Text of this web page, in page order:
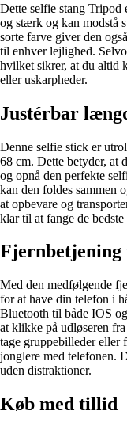
Dette selfie stang Tripod
og stærk og kan modstå
sorte farve giver den
til enhver lejlighed.
hvilket sikrer, at du altid
eller uskarpheder.
Justérbar
Denne selfie stick er
68 cm. Dette betyder, at
og opnå den perfekte
kan den foldes sammen
at opbevare og
klar til at fange de
Fjernbetjening
Med den medfølgende
for at have din telefon i
Bluetooth til både IOS
at klikke på udløseren
tage gruppebilleder eller
jonglere med telefonen.
uden distraktioner.
Køb med tillid